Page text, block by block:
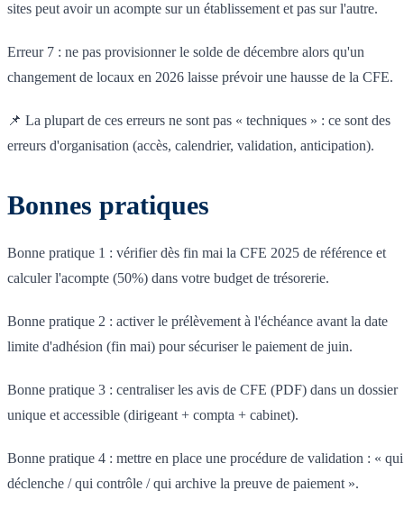
sites peut avoir un acompte sur un établissement et pas sur l'autre.
Erreur 7 : ne pas provisionner le solde de décembre alors qu'un
changement de locaux en 2026 laisse prévoir une hausse de la CFE.
📌 La plupart de ces erreurs ne sont pas « techniques » : ce sont des
erreurs d'organisation (accès, calendrier, validation, anticipation).
Bonnes pratiques
Bonne pratique 1 : vérifier dès fin mai la CFE 2025 de référence et
calculer l'acompte (50%) dans votre budget de trésorerie.
Bonne pratique 2 : activer le prélèvement à l'échéance avant la date
limite d'adhésion (fin mai) pour sécuriser le paiement de juin.
Bonne pratique 3 : centraliser les avis de CFE (PDF) dans un dossier
unique et accessible (dirigeant + compta + cabinet).
Bonne pratique 4 : mettre en place une procédure de validation : « qui
déclenche / qui contrôle / qui archive la preuve de paiement ».